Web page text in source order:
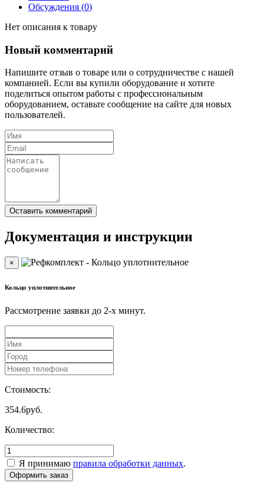
Обсуждения (0)
Нет описания к товару
Новый комментарий
Напишите отзыв о товаре или о сотрудничестве с нашей
компанией. Если вы купили оборудование и хотите
поделиться опытом работы с профессиональным
оборудованием, оставьте сообщение на сайте для новых
пользователей.
Документация и инструкции
×
Кольцо уплотнительное
Рассмотрение заявки до 2-x минут.
Стоимость:
354.6руб.
Количество:
Я принимаю правила обработки данных.